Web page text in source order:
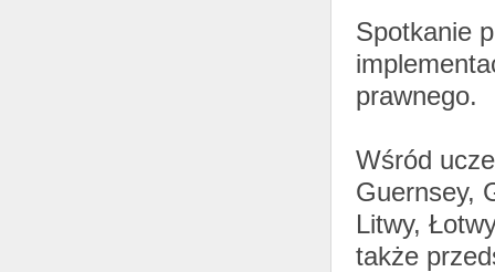
Spotkanie
prawnego.
Wśród
Guernsey,
Litwy,
także